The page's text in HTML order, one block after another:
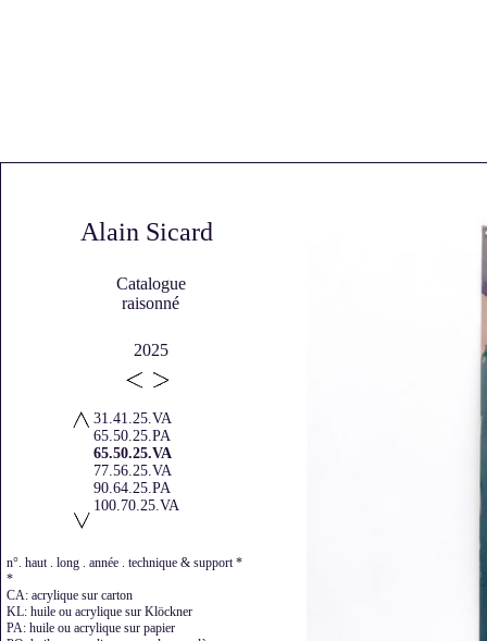
Alain Sicard
Catalogue
raisonné
2025
31.41.25.VA
65.50.25.PA
65.50.25.VA
77.56.25.VA
90.64.25.PA
100.70.25.VA
n°. haut . long . année . technique & support *
*
CA: acrylique sur carton
KL: huile ou acrylique sur Klöckner
PA: huile ou acrylique sur papier